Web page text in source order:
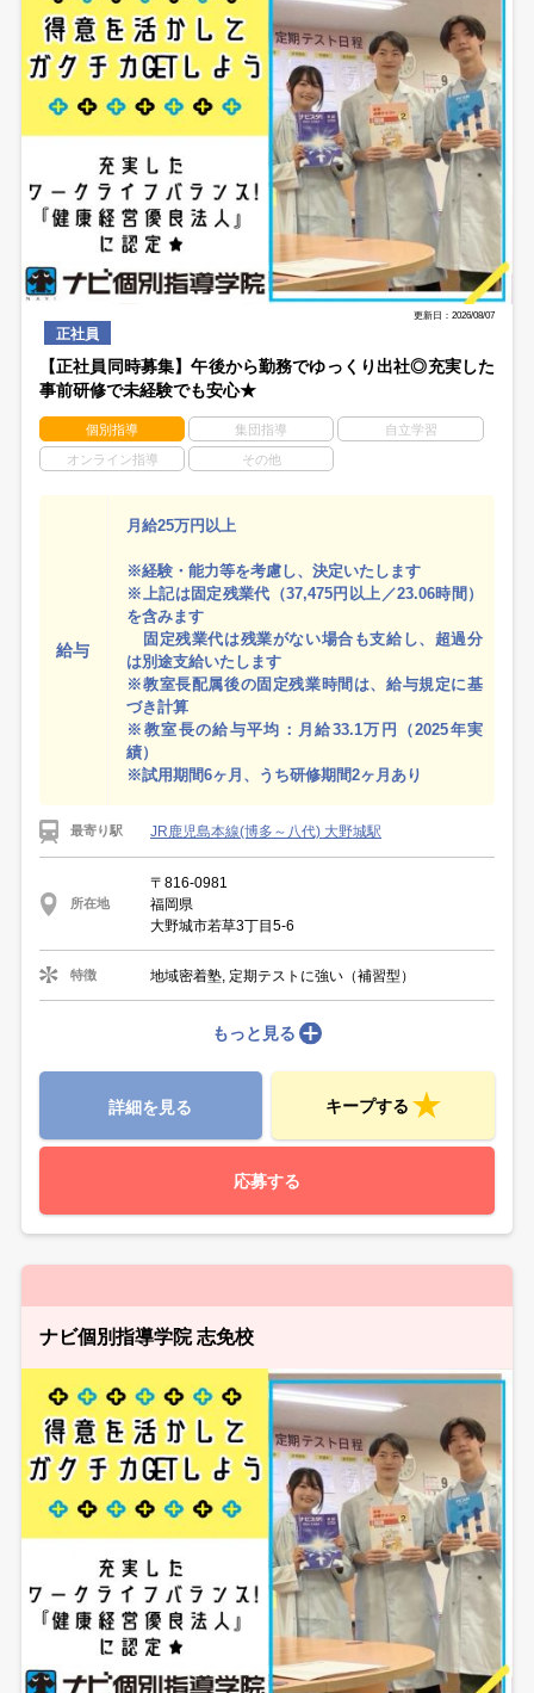
更新日：2026/08/07
正社員
【正社員同時募集】午後から勤務でゆっくり出社◎充実した
事前研修で未経験でも安心★
個別指導 集団指導 自立学習
オンライン指導 その他
給与
月給25万円以上
※経験・能力等を考慮し、決定いたします
※上記は固定残業代（37,475円以上／23.06時間）
を含みます
固定残業代は残業がない場合も支給し、超過分
は別途支給いたします
※教室長配属後の固定残業時間は、給与規定に基
づき計算
※教室長の給与平均：月給33.1万円（2025年実
績）
※試用期間6ヶ月、うち研修期間2ヶ月あり
最寄り駅 JR鹿児島本線(博多～八代) 大野城駅
所在地
〒816-0981
福岡県
大野城市若草3丁目5-6
特徴 地域密着塾, 定期テストに強い（補習型）
もっと見る
詳細を見る キープする
応募する
ナビ個別指導学院 志免校